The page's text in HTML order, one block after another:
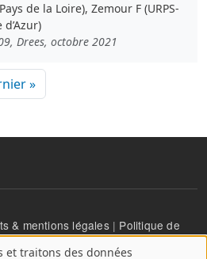
de la Loire), Zemour F (URPS-
Drees, octobre 2021
»Dernière page
& mentions légales| Politique de
et traitons des données